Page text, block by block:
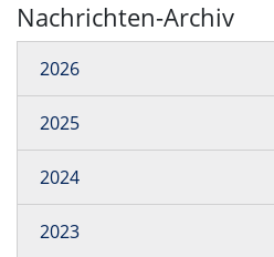
Nachrichten-Archiv
2026
2025
2024
2023